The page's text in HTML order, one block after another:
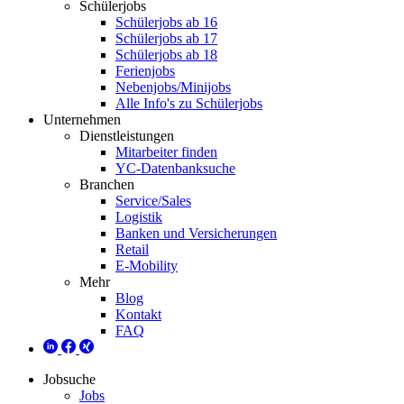
Schülerjobs
Schülerjobs ab 16
Schülerjobs ab 17
Schülerjobs ab 18
Ferienjobs
Nebenjobs/Minijobs
Alle Info's zu Schülerjobs
Unternehmen
Dienstleistungen
Mitarbeiter finden
YC-Datenbanksuche
Branchen
Service/Sales
Logistik
Banken und Versicherungen
Retail
E-Mobility
Mehr
Blog
Kontakt
FAQ
Jobsuche
Jobs